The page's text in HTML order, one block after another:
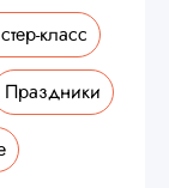
класс
Праздники